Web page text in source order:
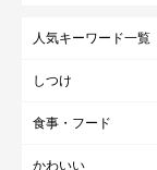
人気キーワード一覧
しつけ
食事・フード
かわいい